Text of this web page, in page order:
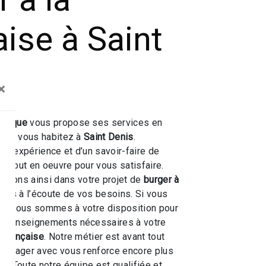
à Saint
Toque vous propose ses services en
, si vous habitez àSaint Denis.
expérience et d’un savoir-faire de
tout en oeuvre pour vous satisfaire.
ainsi dans votre projet deburger à
à l’écoute de vos besoins. Si vous
, nous sommes à votre disposition pour
renseignements nécessaires à votre
française. Notre métier est avant tout
avec vous renforce encore plus